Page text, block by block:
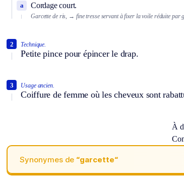
Cordage court.
a
Garcette de ris, → fine tresse servant à fixer la voile réduite par
Technique.
Petite pince pour épincer le drap.
2
Usage ancien.
Coiffure de femme où les cheveux sont
3
À
Synonymes de “garcette“